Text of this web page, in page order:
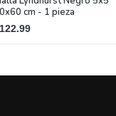
cm - 1 pieza